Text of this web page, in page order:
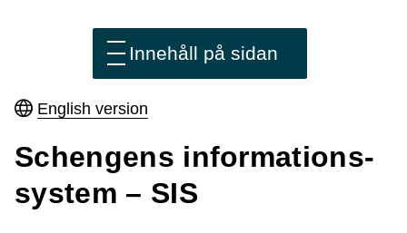
Innehåll på sidan
English version
Schengens informations­­
system – SIS